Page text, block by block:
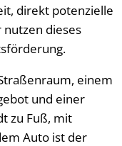
direkt potenzielle
nutzen dieses
einem
und einer
zu Fuß, mit
Auto ist der